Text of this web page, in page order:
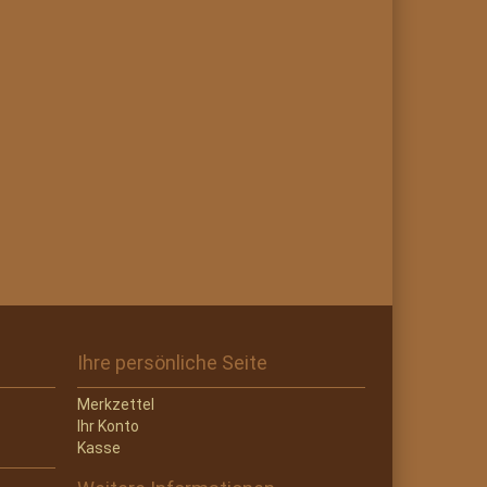
Ihre persönliche Seite
Merkzettel
Ihr Konto
Kasse